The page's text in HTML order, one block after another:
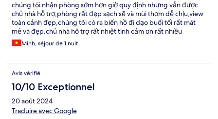
chúng tôi nhận phòng sớm hơn giờ quy định nhưng vẫn được
chủ nhà hỗ trợ,phòng rất đẹp sạch sẽ và mùi thơm dễ chịu,view
toàn cảnh đẹp,chúng tôi có ra biển hồ đi dạo buổi tối rất mát
mẻ và đẹp.chủ nhà hỗ trợ rất nhiệt tình cảm ơn rất nhiều
Minh, séjour de 1 nuit
Avis vérifié
10/10 Exceptionnel
20 août 2024
Traduire avec Google